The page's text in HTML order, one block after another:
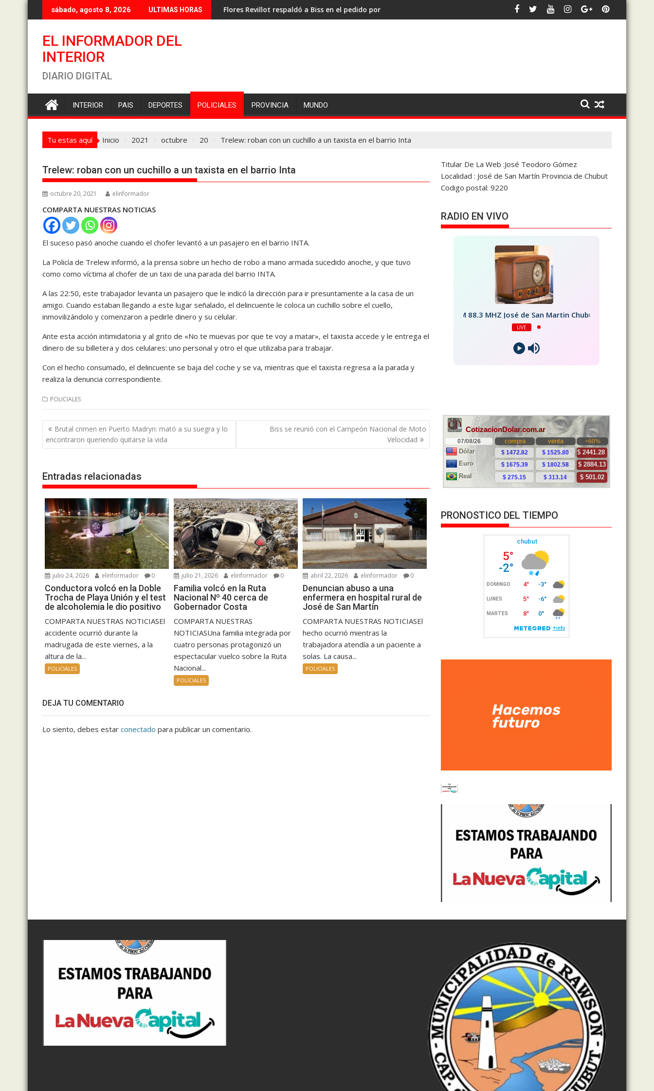
al
sábado, agosto 8, 2026 ULTIMAS HORASFlores Revillot respaldó a Biss en el pedido por la administración portuaria y la coparticipación
Jones: «La prioridad siempre será defender los intereses de 28 de Julio y de Chubut»
Bowen afirmó que trabaja en
EL INFORMADOR DEL
INTERIOR
DIARIO DIGITAL
INTERIOR PAIS DEPORTES POLICIALES PROVINCIA MUNDO
Tu estas aquí Inicio 2021 octubre 20 Trelew: roban con un cuchillo a un taxista en el barrio Inta
Trelew: roban con un cuchillo a un taxista en el barrio Inta
octubre 20, 2021 elinformador
COMPARTA NUESTRAS NOTICIAS
El suceso pasó anoche cuando el chofer levantó a un pasajero en el barrio INTA.
La Policía de Trelew informó, a la prensa sobre un hecho de robo a mano armada sucedido anoche, y que tuvo
como como víctima al chofer de un taxi de una parada del barrio INTA.
A las 22:50, este trabajador levanta un pasajero que le indicó la dirección para ir presuntamente a la casa de un
amigo. Cuando estaban llegando a este lugar señalado, el delincuente le coloca un cuchillo sobre el cuello,
inmovilizándolo y comenzaron a pedirle dinero y su celular.
Ante esta acción intimidatoria y al grito de «No te muevas por que te voy a matar», el taxista accede y le entrega el
dinero de su billetera y dos celulares: uno personal y otro el que utilizaba para trabajar.
Con el hecho consumado, el delincuente se baja del coche y se va, mientras que el taxista regresa a la parada y
realiza la denuncia correspondiente.
POLICIALES
Navegación
de
entradas
Brutal crimen en Puerto Madryn: mató a su suegra y lo
encontraron queriendo quitarse la vida
Biss se reunió con el Campeón Nacional de Moto
Velocidad
Entradas relacionadas
julio 24, 2026 elinformador 0
Conductora volcó en la Doble
Trocha de Playa Unión y el test
de alcoholemia le dio positivo
COMPARTA NUESTRAS NOTICIASEl
accidente ocurrió durante la
madrugada de este viernes, a la
altura de la...
POLICIALES
julio 21, 2026 elinformador 0
Familia volcó en la Ruta
Nacional Nº 40 cerca de
Gobernador Costa
COMPARTA NUESTRAS
NOTICIASUna familia integrada por
cuatro personas protagonizó un
espectacular vuelco sobre la Ruta
Nacional...
POLICIALES
abril 22, 2026 elinformador 0
Denuncian abuso a una
enfermera en hospital rural de
José de San Martín
COMPARTA NUESTRAS NOTICIASEl
hecho ocurrió mientras la
trabajadora atendía a un paciente a
solas. La causa...
POLICIALES
DEJA TU COMENTARIO
Lo siento, debes estar conectado para publicar un comentario.
Titular De La Web :José Teodoro Gómez
Localidad : José de San Martín Provincia de Chubut
Codigo postal: 9220
RADIO EN VIVO
FM 88.3 MHZ José de San Martin Chubut
LIVE
PRONOSTICO DEL TIEMPO